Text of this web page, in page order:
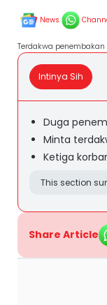
News
Terdakwa
Intinya Sih
Duga
Minta
Ketiga
This section
Share Article